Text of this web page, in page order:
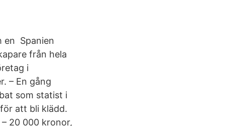
en Spanien
från hela
i
– En gång
som statist i
att bli klädd.
20 000 kronor,